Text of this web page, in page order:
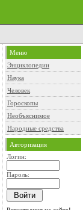
Меню
Энциклопедии
Наука
Человек
Гороскопы
Необъяснимое
Народные средства
Авторизация
Логин:
Пароль: